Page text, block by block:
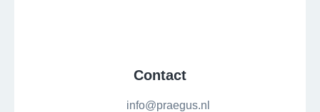
Contact
info@praegus.nl